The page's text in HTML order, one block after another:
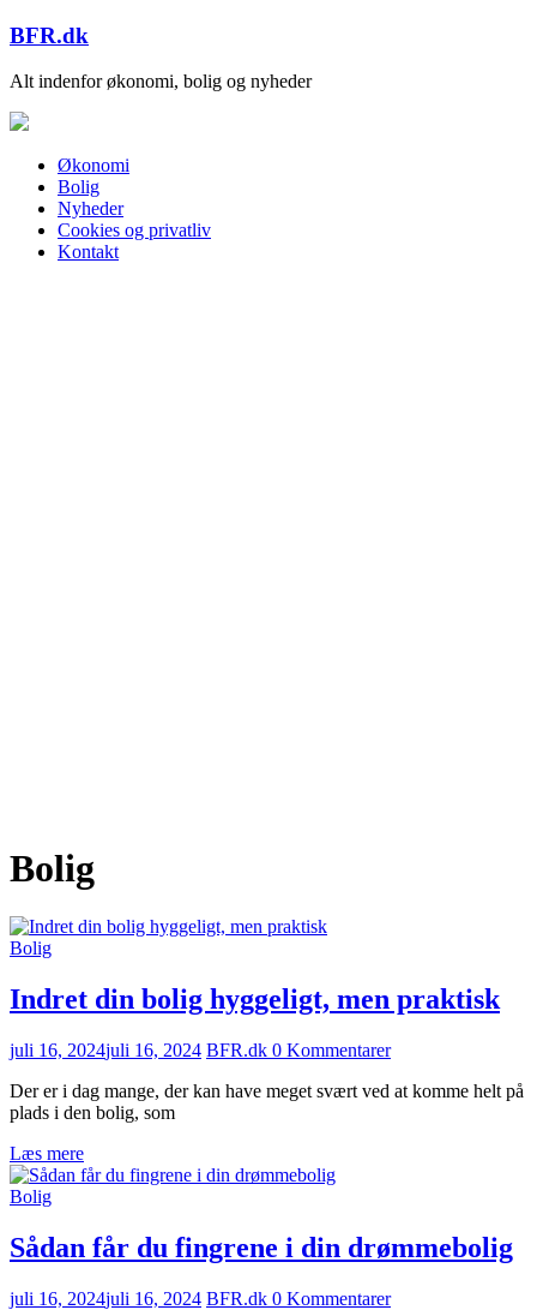
Skip
content
BFR.dk
Alt indenfor økonomi, bolig og nyheder
Økonomi
Bolig
Nyheder
Cookies og privatliv
Kontakt
Bolig
Bolig
Indret din bolig hyggeligt, men praktisk
juli 16, 2024juli 16, 2024 BFR.dk 0 Kommentarer
Der er i dag mange, der kan have meget svært ved at komme helt på
plads i den bolig, som
Læs mere
Bolig
Sådan får du fingrene i din drømmebolig
juli 16, 2024juli 16, 2024 BFR.dk 0 Kommentarer